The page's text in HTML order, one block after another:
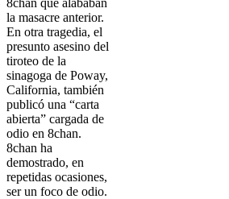
8chan que alababan
la masacre anterior.
En otra tragedia, el
presunto asesino del
tiroteo de la
sinagoga de Poway,
California, también
publicó una “carta
abierta” cargada de
odio en 8chan.
8chan ha
demostrado, en
repetidas ocasiones,
ser un foco de odio.